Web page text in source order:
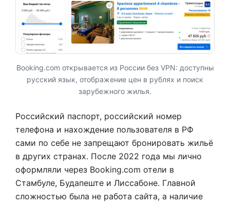
Booking.com открывается из России без VPN: доступны
русский язык, отображение цен в рублях и поиск
зарубежного жилья.
Российский паспорт, российский номер
телефона и нахождение пользователя в РФ
сами по себе не запрещают бронировать жильё
в других странах. После 2022 года мы лично
оформляли через Booking.com отели в
Стамбуле, Будапеште и Лиссабоне. Главной
сложностью была не работа сайта, а наличие